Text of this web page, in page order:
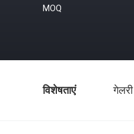
MOQ
विशेषताएं गेलरी